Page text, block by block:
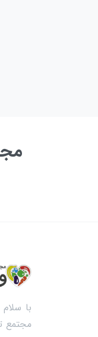
با
مجتمع